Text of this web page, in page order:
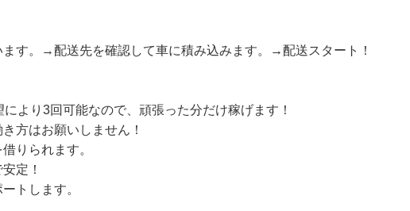
により3回可能なので、頑張った分だけ稼げます！
方はお願いしません！
りられます。
安定！